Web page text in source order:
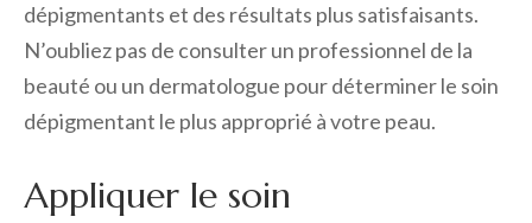
dépigmentants et des résultats plus satisfaisants.
N’oubliez pas de consulter un professionnel de la
beauté ou un dermatologue pour déterminer le soin
dépigmentant le plus approprié à votre peau.
Appliquer le soin